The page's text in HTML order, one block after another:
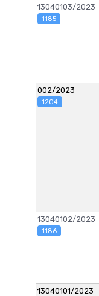
13040103/2023
1185
002/2023
1204
13040102/2023
1186
13040101/2023